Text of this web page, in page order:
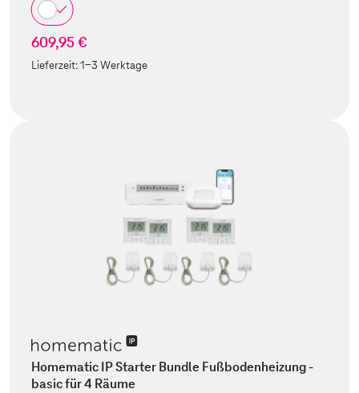
609,95 €
Lieferzeit:1-3 Werktage
Homematic IP Starter Bundle Fußbodenheizung -
basic für 4 Räume